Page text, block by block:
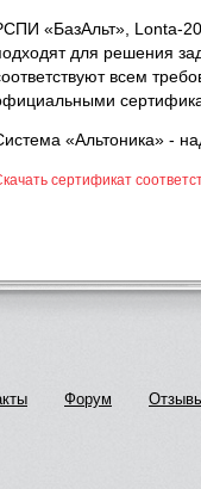
«БазАльт», Lonta-
для решения
всем
«Альтоника» -
сертификат
Форум